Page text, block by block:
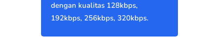
dengan kualitas 128kbps,
192kbps, 256kbps, 320kbps.